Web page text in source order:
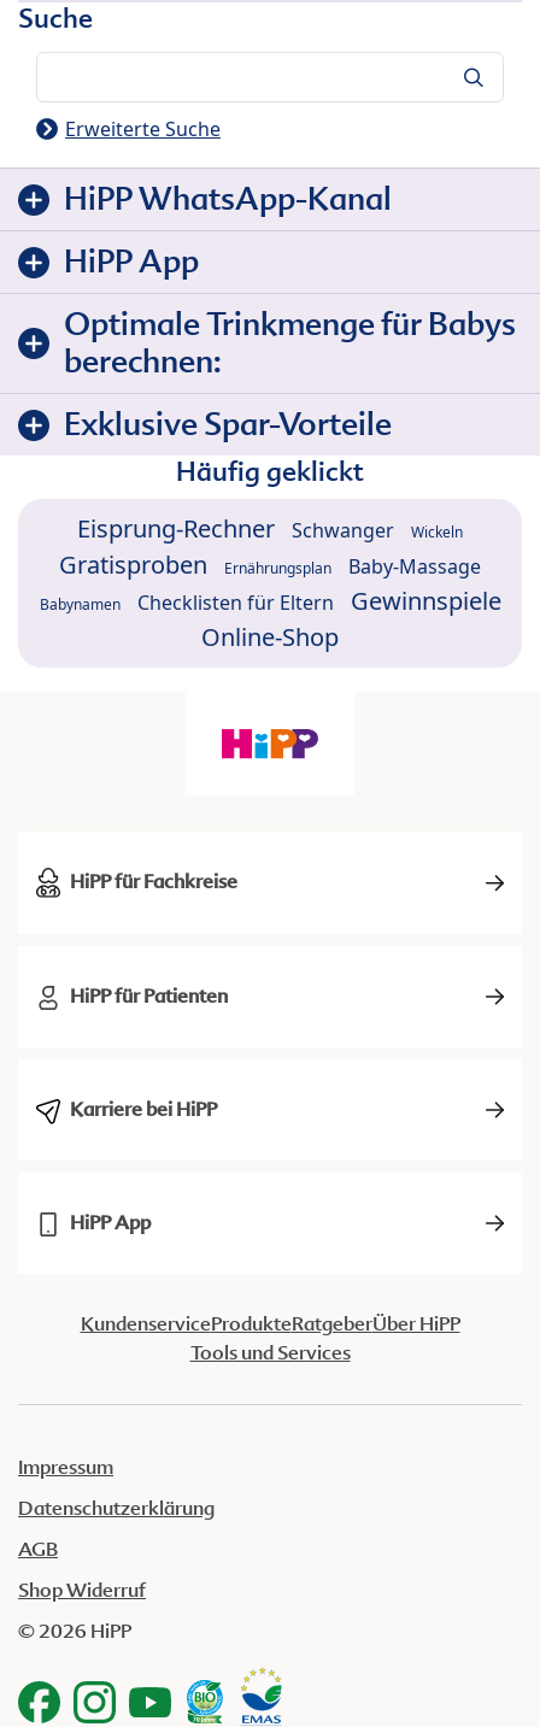
Suche
Erweiterte Suche
HiPP WhatsApp-Kanal
HiPP App
Optimale Trinkmenge für Babys
berechnen:
Exklusive Spar-Vorteile
Häufig geklickt
Eisprung-Rechner Schwanger Wickeln
Gratisproben Ernährungsplan Baby-Massage
Babynamen Checklisten für Eltern
Gewinnspiele
Online-Shop
HiPP für Fachkreise
HiPP für Patienten
Karriere bei HiPP
HiPP App
KundenserviceProdukteRatgeberÜber HiPP
Tools und Services
Impressum
Datenschutzerklärung
AGB
Shop Widerruf
© 2026 HiPP